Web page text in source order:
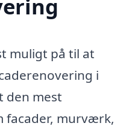
muligt på til at
i
den mest
facader, murværk,